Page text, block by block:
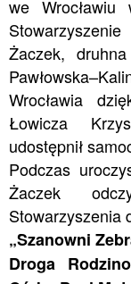
we
Żaczek,
Wrocławia
Łowicza
udostępnił
Podczas
Żaczek
Stowarzyszenia
„Szanowni
Droga